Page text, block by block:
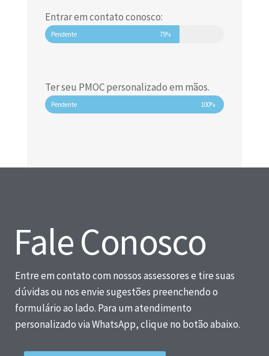
Entrar em contato conosco:
Pendente 75%
Ter seu PMOC personalizado em mãos.
Pendente 100%
Fale Conosco
Entre em contato com nossos assessores e tire suas
dúvidas ou nos envie sugestões preenchendo o
formulário ao lado. Para um atendimento
personalizado via WhatsApp, clique no botão abaixo.